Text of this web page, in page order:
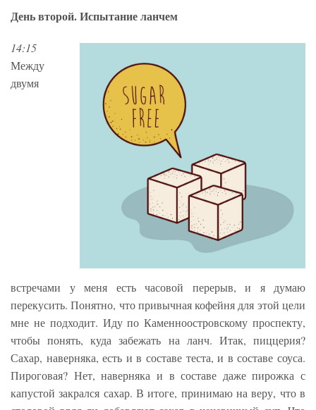
День второй. Испытание ланчем
14:15
Между
двумя
встречами у меня есть часовой перерыв, и я думаю
перекусить. Понятно, что привычная кофейня для этой цели
мне не подходит. Иду по Каменноостровскому проспекту,
чтобы понять, куда забежать на ланч. Итак, пиццерия?
Сахар, наверняка, есть и в составе теста, и в составе соуса.
Пироговая? Нет, наверняка и в составе даже пирожка с
капустой закрался сахар. В итоге, принимаю на веру, что в